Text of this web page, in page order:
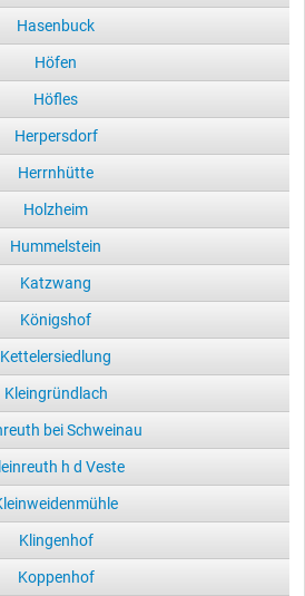
Hasenbuck
Höfen
Höfles
Herpersdorf
Herrnhütte
Holzheim
Hummelstein
Katzwang
Königshof
Kettelersiedlung
Kleingründlach
bei Schweinau
h d Veste
Klingenhof
Koppenhof